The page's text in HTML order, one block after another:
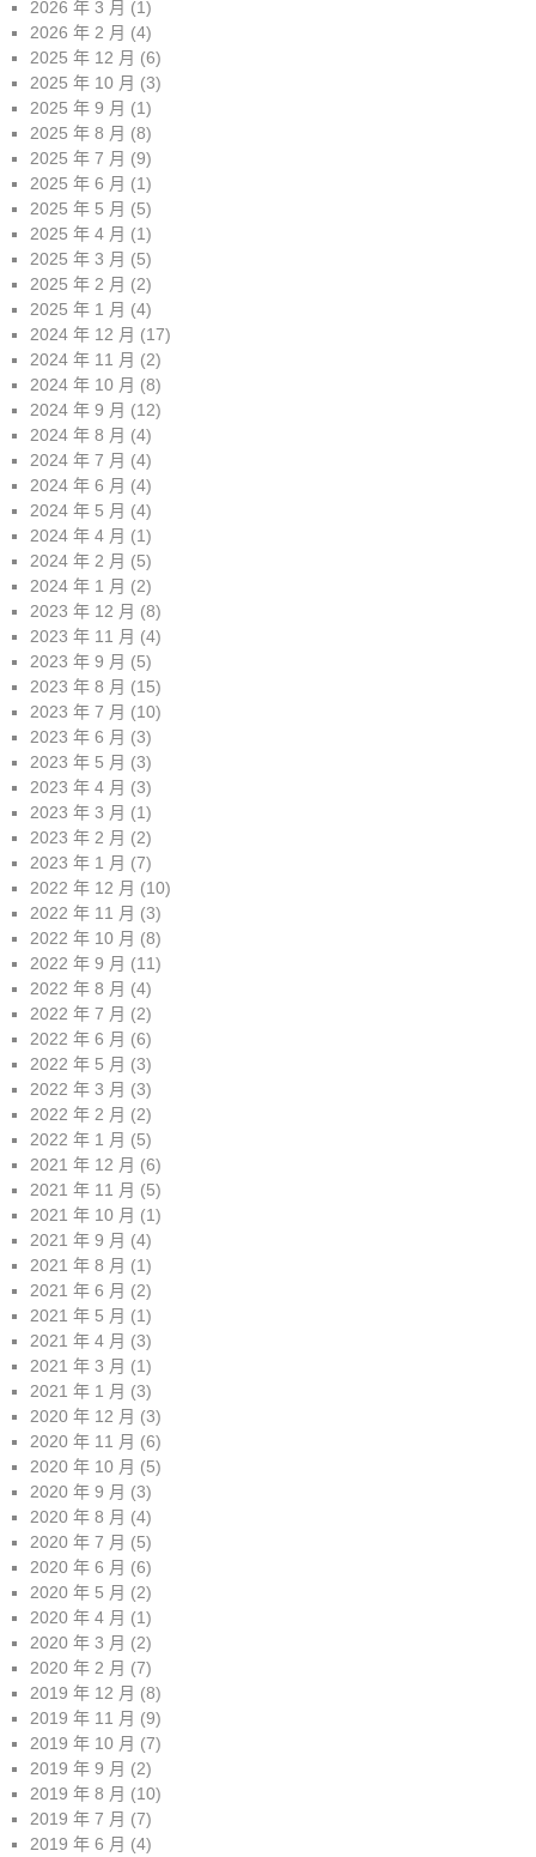
2026 年 3 月 (1)
2026 年 2 月 (4)
2025 年 12 月 (6)
2025 年 10 月 (3)
2025 年 9 月 (1)
2025 年 8 月 (8)
2025 年 7 月 (9)
2025 年 6 月 (1)
2025 年 5 月 (5)
2025 年 4 月 (1)
2025 年 3 月 (5)
2025 年 2 月 (2)
2025 年 1 月 (4)
2024 年 12 月 (17)
2024 年 11 月 (2)
2024 年 10 月 (8)
2024 年 9 月 (12)
2024 年 8 月 (4)
2024 年 7 月 (4)
2024 年 6 月 (4)
2024 年 5 月 (4)
2024 年 4 月 (1)
2024 年 2 月 (5)
2024 年 1 月 (2)
2023 年 12 月 (8)
2023 年 11 月 (4)
2023 年 9 月 (5)
2023 年 8 月 (15)
2023 年 7 月 (10)
2023 年 6 月 (3)
2023 年 5 月 (3)
2023 年 4 月 (3)
2023 年 3 月 (1)
2023 年 2 月 (2)
2023 年 1 月 (7)
2022 年 12 月 (10)
2022 年 11 月 (3)
2022 年 10 月 (8)
2022 年 9 月 (11)
2022 年 8 月 (4)
2022 年 7 月 (2)
2022 年 6 月 (6)
2022 年 5 月 (3)
2022 年 3 月 (3)
2022 年 2 月 (2)
2022 年 1 月 (5)
2021 年 12 月 (6)
2021 年 11 月 (5)
2021 年 10 月 (1)
2021 年 9 月 (4)
2021 年 8 月 (1)
2021 年 6 月 (2)
2021 年 5 月 (1)
2021 年 4 月 (3)
2021 年 3 月 (1)
2021 年 1 月 (3)
2020 年 12 月 (3)
2020 年 11 月 (6)
2020 年 10 月 (5)
2020 年 9 月 (3)
2020 年 8 月 (4)
2020 年 7 月 (5)
2020 年 6 月 (6)
2020 年 5 月 (2)
2020 年 4 月 (1)
2020 年 3 月 (2)
2020 年 2 月 (7)
2019 年 12 月 (8)
2019 年 11 月 (9)
2019 年 10 月 (7)
2019 年 9 月 (2)
2019 年 8 月 (10)
2019 年 7 月 (7)
2019 年 6 月 (4)